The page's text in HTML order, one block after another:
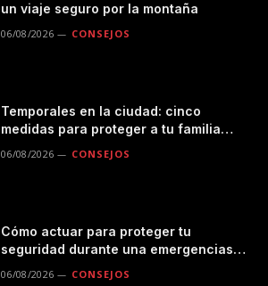
un viaje seguro por la montaña
06/08/2026 CONSEJOS
Temporales en la ciudad: cinco
medidas para proteger a tu familia
durante las lluvias
06/08/2026 CONSEJOS
Cómo actuar para proteger tu
seguridad durante una emergencias
en el transporte público
06/08/2026 CONSEJOS